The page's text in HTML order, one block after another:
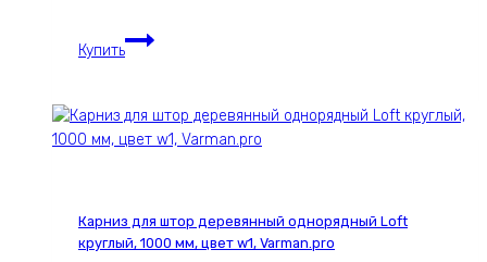
серия
ONE,
Купить
Панель
стеновая,
1962С,
10
мм,
Карниз для штор деревянный однорядный Loft
круглый, 1000 мм, цвет w1, Varman.pro